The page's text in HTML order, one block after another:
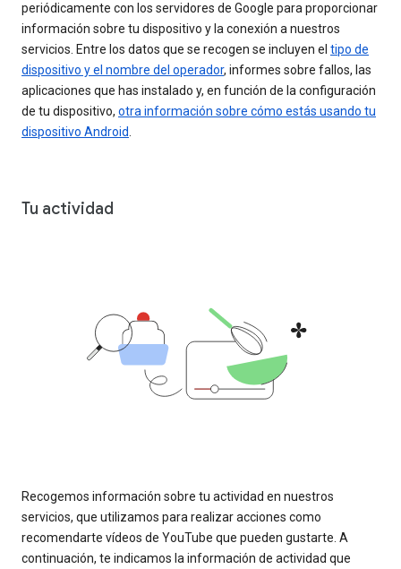
periódicamente con los servidores de Google para proporcionar
información sobre tu dispositivo y la conexión a nuestros
servicios. Entre los datos que se recogen se incluyen el tipo de
dispositivo y el nombre del operador, informes sobre fallos, las
aplicaciones que has instalado y, en función de la configuración
de tu dispositivo, otra información sobre cómo estás usando tu
dispositivo Android.
Tu actividad
Recogemos información sobre tu actividad en nuestros
servicios, que utilizamos para realizar acciones como
recomendarte vídeos de YouTube que pueden gustarte. A
continuación, te indicamos la información de actividad que